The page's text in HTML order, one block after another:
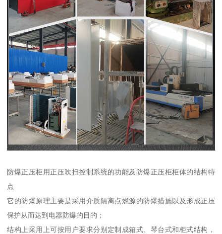
防爆正压柜用正压吹扫控制系统的功能及防爆正压柜柜体的结构特
点
它的防爆原理主要是采用介质隔离点燃源的防爆措施以及形成正压
保护从而达到电器防爆的目的；
结构上采用上可按用户要求分别定制成箱式、琴台式和柜式结构，